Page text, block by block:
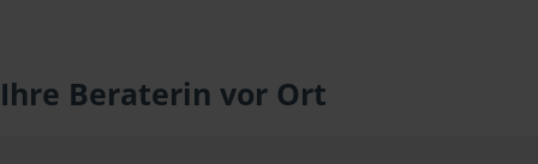
Ihre Beraterin vor Ort